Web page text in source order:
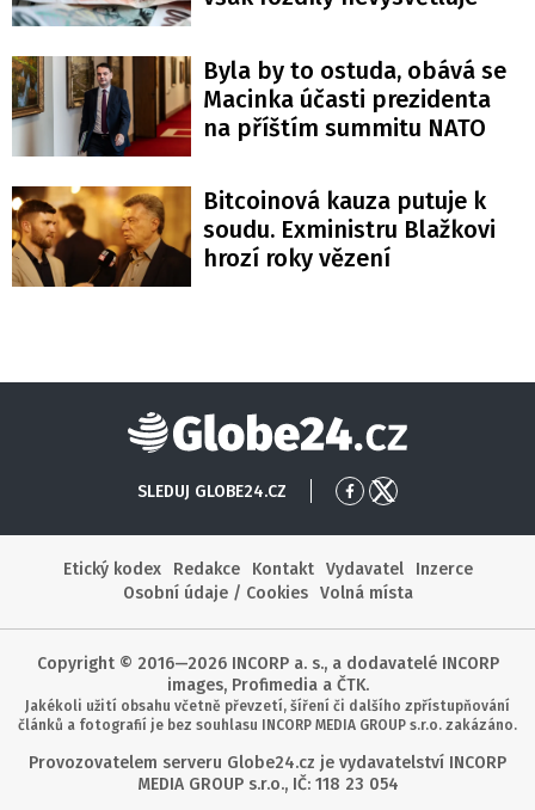
Byla by to ostuda, obává se
Macinka účasti prezidenta
na příštím summitu NATO
Bitcoinová kauza putuje k
soudu. Exministru Blažkovi
hrozí roky vězení
Globe24
SLEDUJ GLOBE24.CZ
PřejítPřejít
Etický kodex
Redakce Kontakt Vydavatel
Inzerce
Osobní údaje / Cookies
Volná místa
Copyright © 2016—2026 INCORP a. s., a dodavatelé INCORP
images, Profimedia a ČTK.
Jakékoli užití obsahu včetně převzetí, šíření či dalšího zpřístupňování
článků a fotografií je bez souhlasu INCORP MEDIA GROUP s.r.o. zakázáno.
Provozovatelem serveru Globe24.cz je vydavatelství INCORP
MEDIA GROUP s.r.o., IČ: 118 23 054